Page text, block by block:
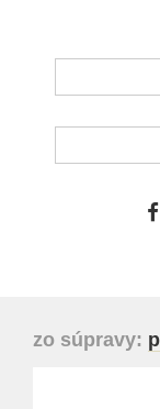
zo súpravy: